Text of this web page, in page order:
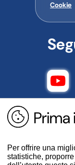
Prima
Per offrire una
statistiche,
Cookie